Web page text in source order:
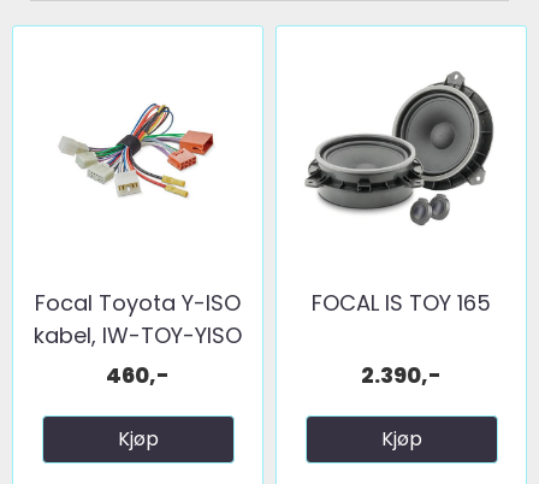
Focal Toyota Y-ISO
kabel, IW-TOY-YISO
460,-
Kjøp
FOCAL IS TOY 165
2.390,-
Kjøp